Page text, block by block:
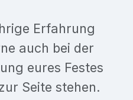
Erfahrung
auch bei der
eures Festes
Seite stehen.